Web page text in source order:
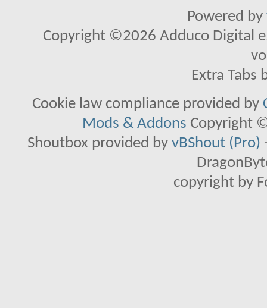
Powered by
Copyright ©2026 Adduco Digital
Extra Tabs
Cookie law compliance provided by
Mods & Addons Copyright
Shoutbox provided by vBShout (Pro)
copyright by